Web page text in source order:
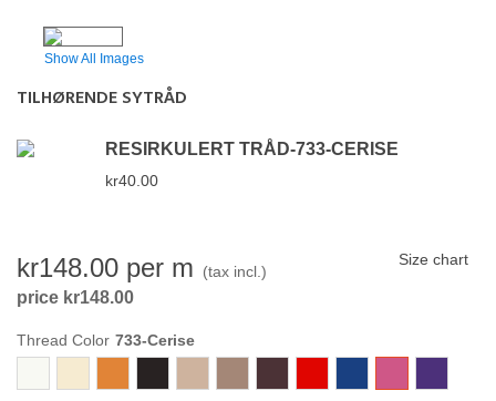
Show All Images
TILHØRENDE SYTRÅD
RESIRKULERT TRÅD-733-CERISE
kr40.00
kr148.00 per m (tax incl.)
price kr148.00
Size chart
Thread Color
Cerise